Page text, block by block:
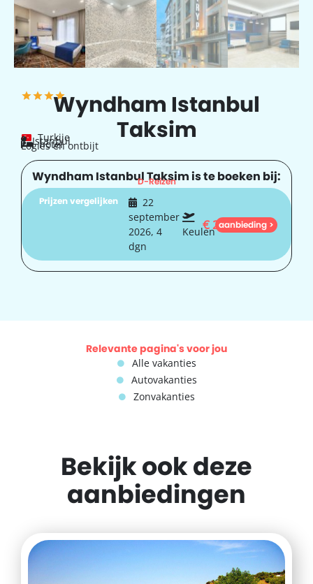
Wyndham Istanbul
Taksim
Turkije
Istanbul
hotel
Logies en ontbijt
Wyndham Istanbul Taksim is te boeken bij:
D-Reizen
Prijzen vergelijken
22
september
2026, 4
dgn
Keulen
€275
aanbieding >
Relevante pagina's voor jou
Alle vakanties
Autovakanties
Zonvakanties
Bekijk ook deze
aanbiedingen